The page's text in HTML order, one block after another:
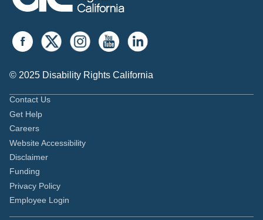
© 2025 Disability Rights California
Contact Us
Get Help
Careers
Website Accessibility
Disclaimer
Funding
Privacy Policy
Employee Login